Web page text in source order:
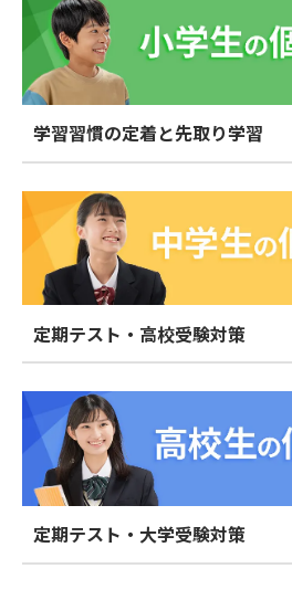
学習習慣の定着と先取り学習
定期テスト・高校受験対策
定期テスト・大学受験対策